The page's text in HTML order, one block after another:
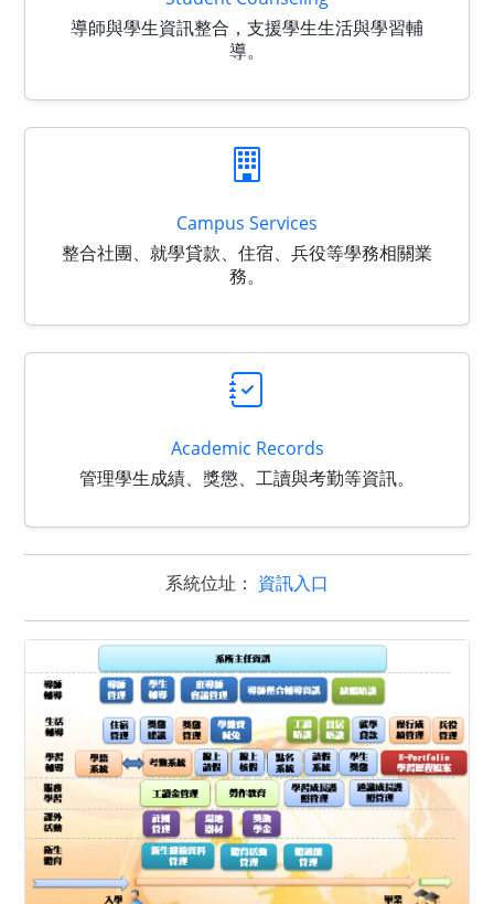
導師與學生資訊整合，支援學生生活與學習輔
導。
Campus Services
整合社團、就學貸款、住宿、兵役等學務相關業
務。
Academic Records
管理學生成績、獎懲、工讀與考勤等資訊。
系統位址： 資訊入口